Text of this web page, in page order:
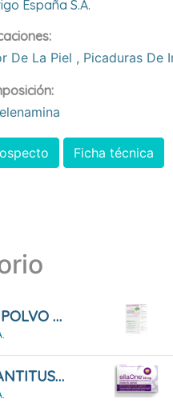
España S.a.
De La Piel , Picaduras De
Ficha técnica
BRONCHOGRIP POLVO PARA SOLUCIÓN ORAL, 10 SOBRES
BRONCHSTOP ANTITUSIVO Y EXPECTORANTE PASTILLAS BLANDAS, 20 PASTILLAS